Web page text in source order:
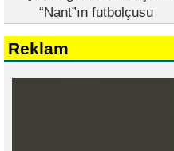
“Nant”ın futbolçusu
Reklam